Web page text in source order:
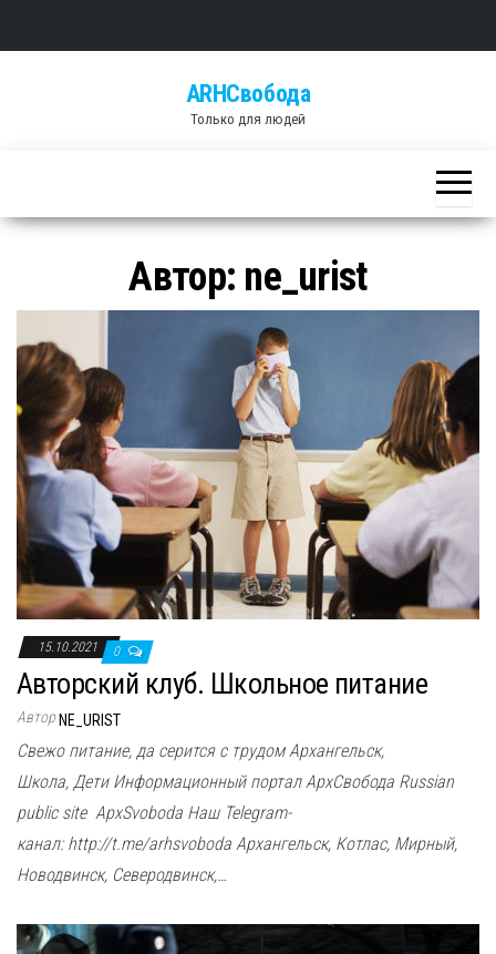
ARHСвобода
Только для людей
Автор: ne_urist
15.10.2021 0
Авторский клуб. Школьное питание
Автор NE_URIST
Свежо питание, да серится с трудом Архангельск,
Школа, Дети Информационный портал АрхСвобода Russian
public site ApxSvoboda Наш Telegram-
канал: http://t.me/arhsvoboda Архангельск, Котлас, Мирный,
Новодвинск, Северодвинск,…